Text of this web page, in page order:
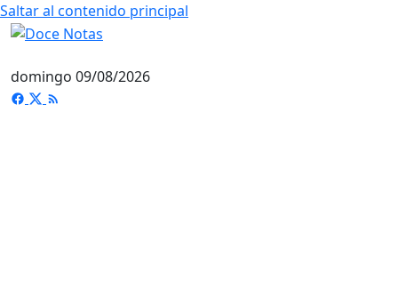
Saltar al contenido principal
domingo 09/08/2026